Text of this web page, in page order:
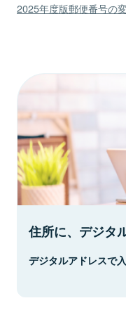
2025年度版郵便番号の
住所に、デジタ
デジタルアドレスで